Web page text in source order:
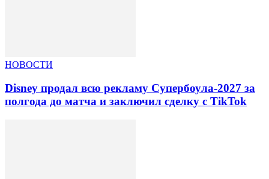
НОВОСТИ
Disney продал всю рекламу Супербоула-2027 за
полгода до матча и заключил сделку с TikTok